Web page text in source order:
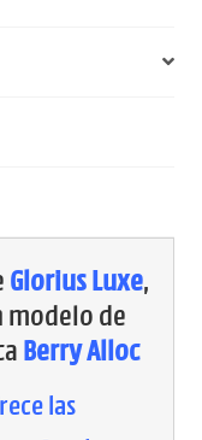
Glorius Luxe,
modelo de
Berry Alloc
las